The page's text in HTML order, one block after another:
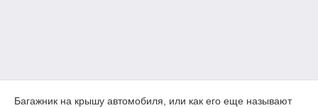
Багажник на крышу автомобиля, или как его еще называют